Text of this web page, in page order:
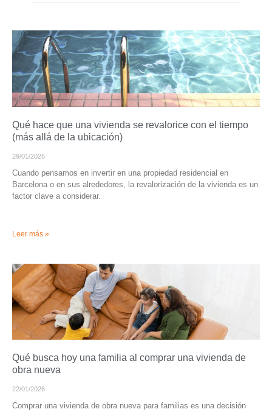
Qué hace que una vivienda se revalorice con el tiempo
(más allá de la ubicación)
29/01/2026
Cuando pensamos en invertir en una propiedad residencial en
Barcelona o en sus alrededores, la revalorización de la vivienda es un
factor clave a considerar.
Leer más »
Qué busca hoy una familia al comprar una vivienda de
obra nueva
22/01/2026
Comprar una vivienda de obra nueva para familias es una decisión